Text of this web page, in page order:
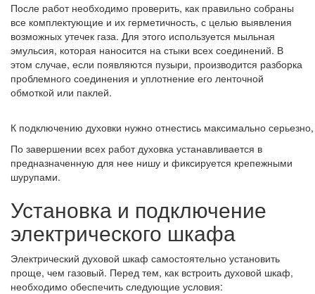
После работ необходимо проверить, как правильно собраны
все комплектующие и их герметичность, с целью выявления
возможных утечек газа. Для этого используется мыльная
эмульсия, которая наносится на стыки всех соединений. В
этом случае, если появляются пузыри, производится разборка
проблемного соединения и уплотнение его ленточной
обмоткой или паклей.
К подключению духовки нужно отнестись максимально
По завершении всех работ духовка устанавливается в
предназначенную для нее нишу и фиксируется крепежными
шурупами.
Установка и подключение
электрического шкафа
Электрический духовой шкаф самостоятельно установить
проще, чем газовый. Перед тем, как встроить духовой шкаф,
необходимо обеспечить следующие условия: